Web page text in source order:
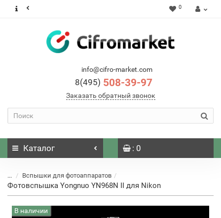
0
info@cifro-market.com
8(495) 508-39-97
Заказать обратный звонок
Каталог : 0
... Вспышки для фотоаппаратов
Фотовспышка Yongnuo YN968N II для Nikon
В наличии